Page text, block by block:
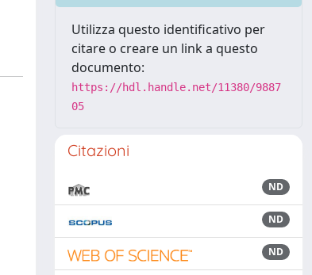
Utilizza questo identificativo per
citare o creare un link a questo
documento:
https://hdl.handle.net/11380/9887
05
Citazioni
ND
ND
ND